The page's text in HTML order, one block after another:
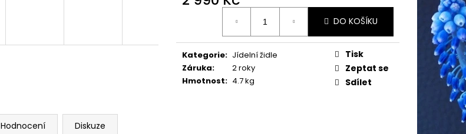
DO KOŠÍKU
Kategorie: Jídelní židle
Záruka:
2 roky
Hmotnost: 4.7 kg
Tisk
Zeptat se
Sdílet
Hodnocení Diskuze